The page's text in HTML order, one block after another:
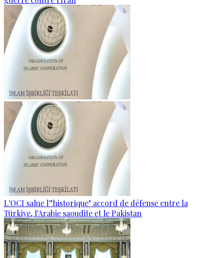
L'OCI salue l'"historique" accord de défense entre la
Türkiye, l'Arabie saoudite et le Pakistan